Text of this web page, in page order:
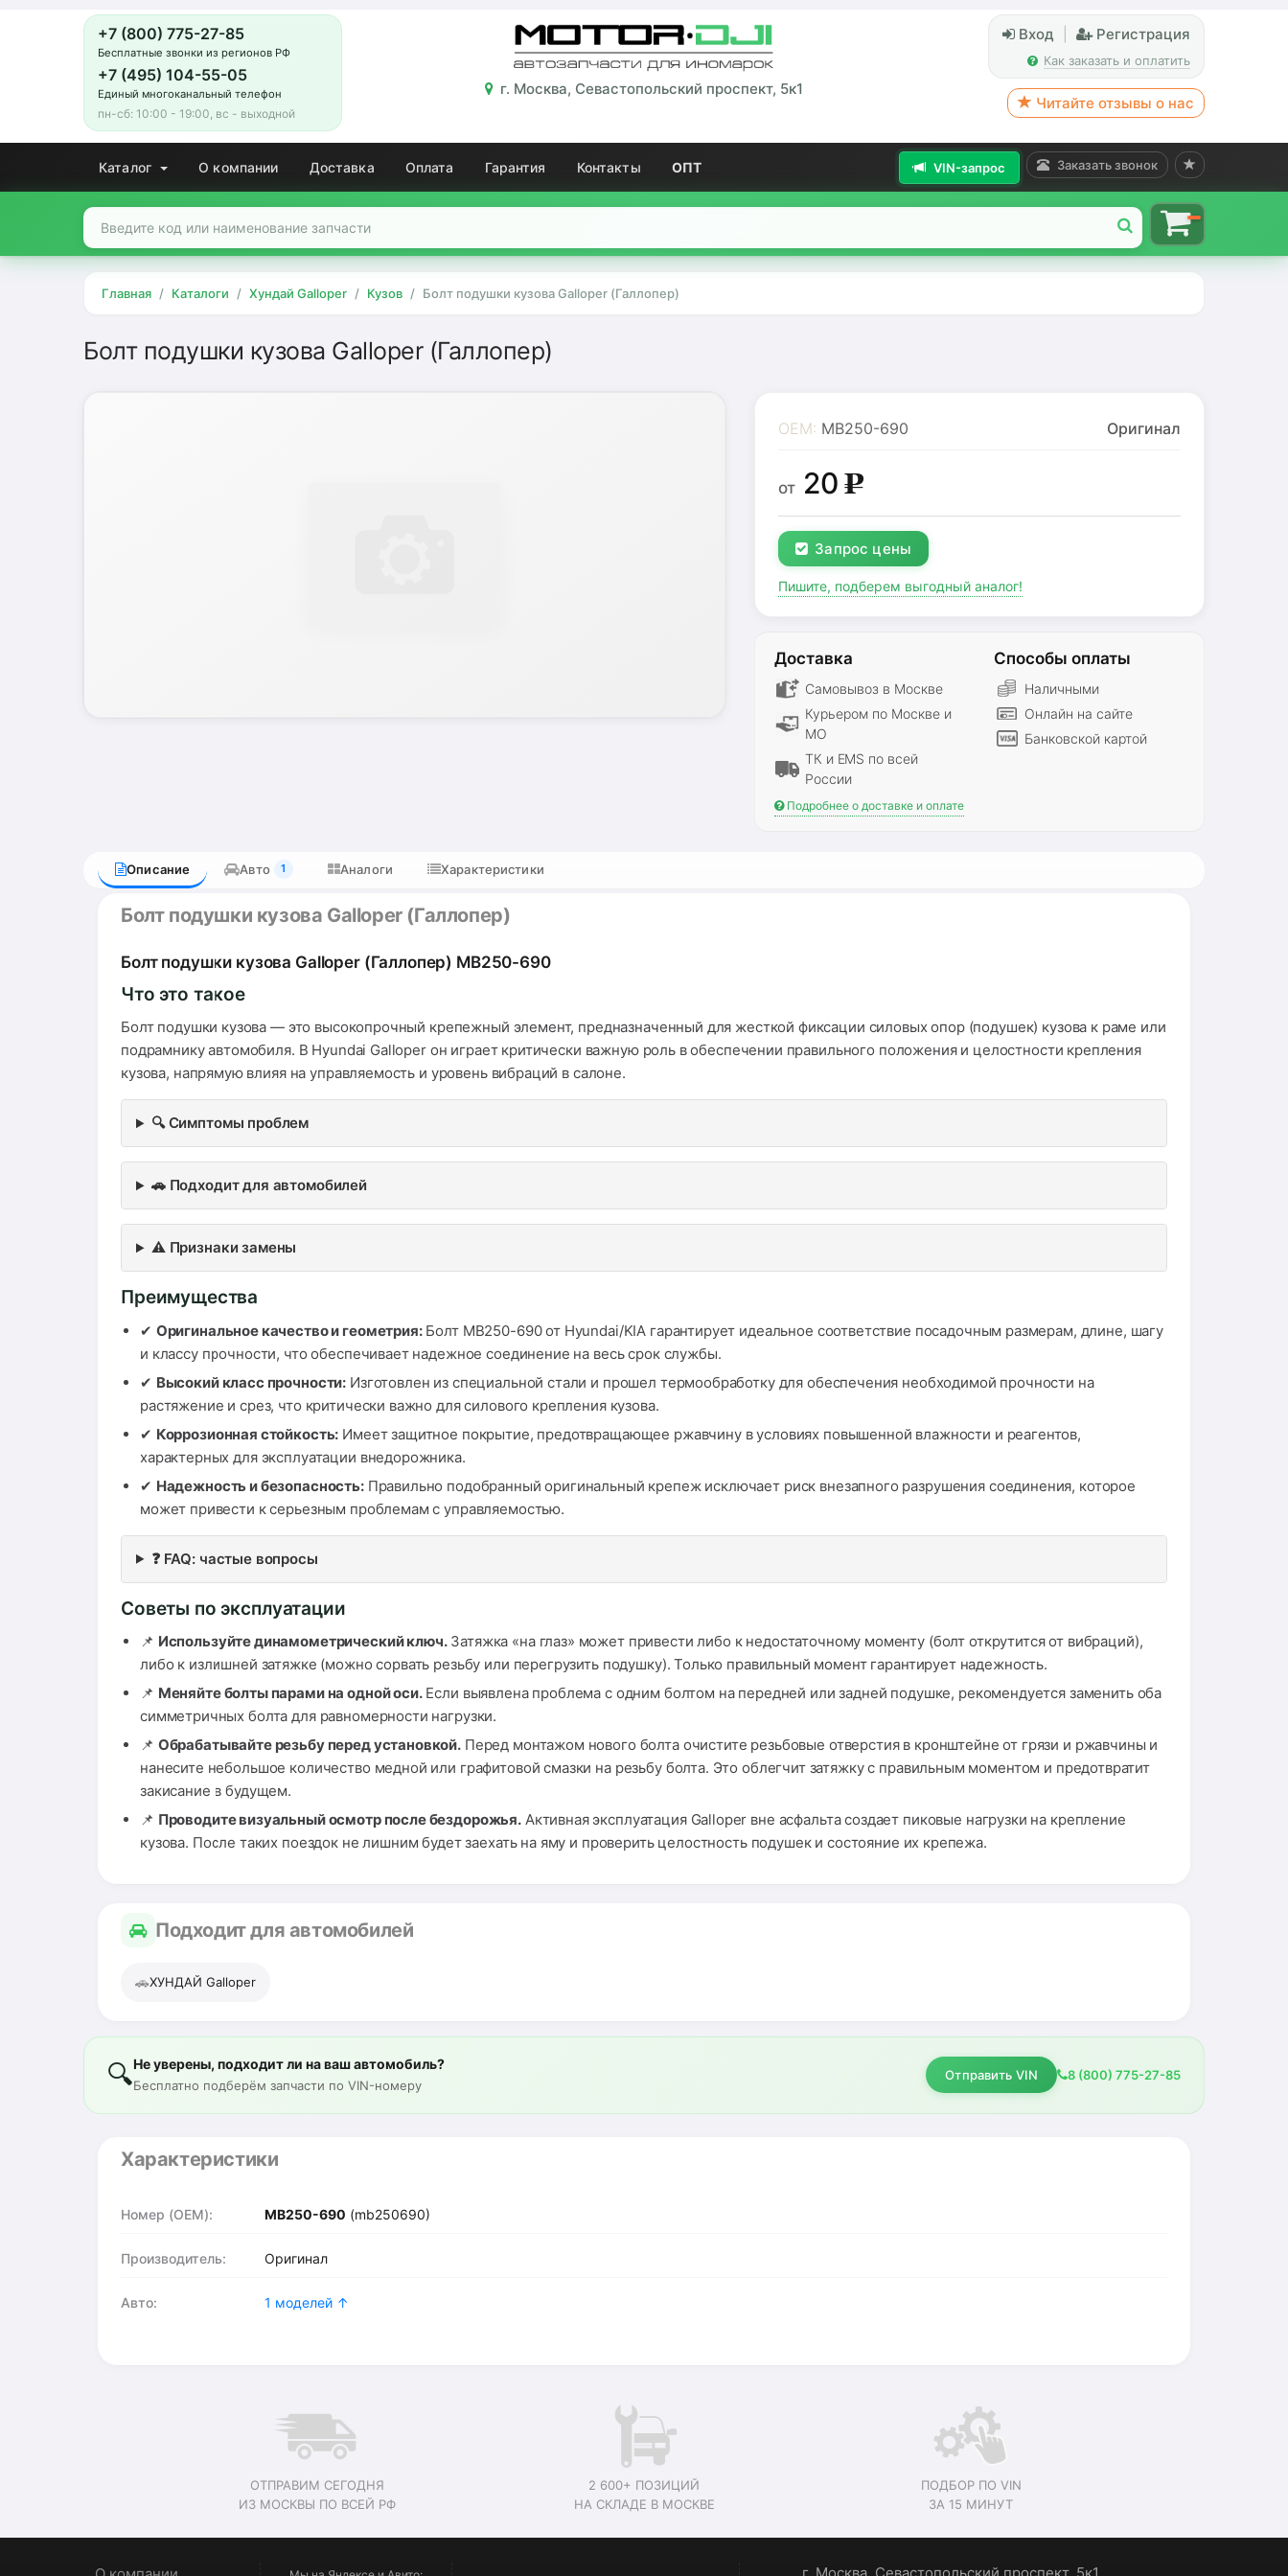
+7 (800) 775-27-85
Бесплатные звонки из регионов РФ
+7 (495) 104-55-05
Единый многоканальный телефон
пн-сб: 10:00 - 19:00, вс - выходной
г. Москва, Севастопольский проспект, 5к1
Вход Регистрация
Как заказать и оплатить
Читайте отзывы о нас
Каталог О компании Доставка Оплата Гарантия Контакты ОПТ Заказать звонок
VIN-запрос
Главная Каталоги Хундай Galloper Кузов Болт подушки кузова Galloper (Галлопер)
Болт подушки кузова Galloper (Галлопер)
OEM: MB250-690 Оригинал
от 20g
Запрос цены
Пишите, подберем выгодный аналог!
Доставка
Самовывоз в Москве
Курьером по Москве и
МО
ТК и EMS по всей
России
Способы оплаты
Наличными
Онлайн на сайте
Банковской картой
Подробнее о доставке и оплате
Описание Авто 1 Аналоги Характеристики
Болт подушки кузова Galloper (Галлопер)
Болт подушки кузова Galloper (Галлопер) MB250-690
Что это такое
Болт подушки кузова — это высокопрочный крепежный элемент, предназначенный для жесткой фиксации силовых опор (подушек) кузова к раме или
подрамнику автомобиля. В Hyundai Galloper он играет критически важную роль в обеспечении правильного положения и целостности крепления
кузова, напрямую влияя на управляемость и уровень вибраций в салоне.
🔍 Симптомы проблем
🚗 Подходит для автомобилей
⚠️ Признаки замены
Преимущества
✔ Оригинальное качество и геометрия:Болт MB250-690 от Hyundai/KIA гарантирует идеальное соответствие посадочным размерам, длине, шагу
и классу прочности, что обеспечивает надежное соединение на весь срок службы.
✔ Высокий класс прочности: Изготовлен из специальной стали и прошел термообработку для обеспечения необходимой прочности на
растяжение и срез, что критически важно для силового крепления кузова.
✔ Коррозионная стойкость: Имеет защитное покрытие, предотвращающее ржавчину в условиях повышенной влажности и реагентов,
характерных для эксплуатации внедорожника.
✔ Надежность и безопасность:Правильно подобранный оригинальный крепеж исключает риск внезапного разрушения соединения, которое
может привести к серьезным проблемам с управляемостью.
❓ FAQ: частые вопросы
Советы по эксплуатации
📌 Используйте динамометрический ключ.Затяжка «на глаз» может привести либо к недостаточному моменту (болт открутится от вибраций),
либо к излишней затяжке (можно сорвать резьбу или перегрузить подушку). Только правильный момент гарантирует надежность.
📌 Меняйте болты парами на одной оси.Если выявлена проблема с одним болтом на передней или задней подушке, рекомендуется заменить оба
симметричных болта для равномерности нагрузки.
📌 Обрабатывайте резьбу перед установкой. Перед монтажом нового болта очистите резьбовые отверстия в кронштейне от грязи и ржавчины и
нанесите небольшое количество медной или графитовой смазки на резьбу болта. Это облегчит затяжку с правильным моментом и предотвратит
закисание в будущем.
📌 Проводите визуальный осмотр после бездорожья.Активная эксплуатация Galloper вне асфальта создает пиковые нагрузки на крепление
кузова. После таких поездок не лишним будет заехать на яму и проверить целостность подушек и состояние их крепежа.
Подходит для автомобилей
🚗ХУНДАЙ Galloper
🔍Не уверены, подходит ли на ваш автомобиль?
Бесплатно подберём запчасти по VIN-номеру
Отправить VIN 8 (800) 775-27-85
Характеристики
Номер (OEM): MB250-690 (mb250690)
Производитель: Оригинал
Авто: 1 моделей ↑
ОТПРАВИМ СЕГОДНЯ
ИЗ МОСКВЫ ПО ВСЕЙ РФ
2 600+ ПОЗИЦИЙ
НА СКЛАДЕ В МОСКВЕ
ПОДБОР ПО VIN
ЗА 15 МИНУТ